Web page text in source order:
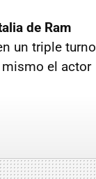
de Ram
un triple turno
mismo el actor